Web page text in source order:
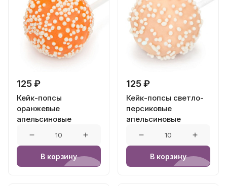
125 ₽
Кейк-попсы
оранжевые
апельсиновые
В корзину
125 ₽
Кейк-попсы светло-
персиковые
апельсиновые
В корзину